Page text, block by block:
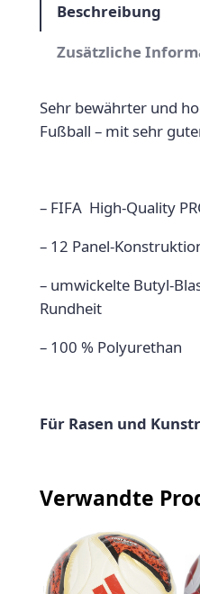
o
c
2
g
Beschreibung
Zusätzliche
Sehr bewährter und
Fußball – mit sehr
– FIFA High-Quality
– 12 Panel-
– umwickelte Butyl-
Rundheit
– 100 % Polyurethan
Für Rasen und
Verwandte